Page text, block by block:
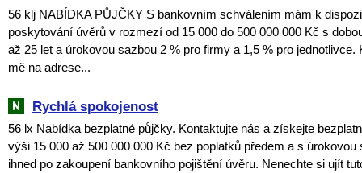
56 klj NABÍDKA PŮJČKY S bankovním schválením mám k
poskytování úvěrů v rozmezí od 15 000 do 500 000 000 Kč s
až 25 let a úrokovou sazbou 2 % pro firmy a 1,5 % pro jednotlivce.
mě na adrese...
Rychlá spokojenost
56 lx Nabídka bezplatné půjčky. Kontaktujte nás a získejte
výši 15 000 až 500 000 000 Kč bez poplatků předem a s úrokovou
ihned po zakoupení bankovního pojištění úvěru. Nenechte si ujít